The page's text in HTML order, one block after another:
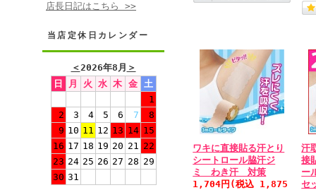
店長日記はこちら >>
当店定休日カレンダー
＜2026年8月 ＞
日
月 火 水 木 金
土
1
2
3 4 5 6 7
8
9 10 11 12 13 14 15
16 17 18 19 20 21 22
23 24 25 26 27 28 29
30 31
ワキに直接貼る汗とり
シートロール脇汗ジ
ミ わき汗 対策
1,704円 (税込 1,875
汗
接
ー
セ